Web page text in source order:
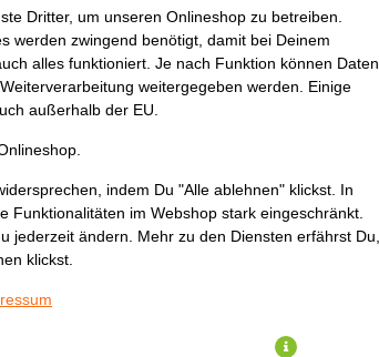
2,90 € *
Dritter, um unseren Onlineshop zu betreiben.
werden zwingend benötigt, damit bei Deinem
alles funktioniert. Je nach Funktion können Daten
weitergegeben werden. Einige
außerhalb der EU.
indem Du "Alle ablehnen" klickst. In
Funktionalitäten im Webshop stark eingeschränkt.
jederzeit ändern. Mehr zu den Diensten erfährst Du,
klickst.